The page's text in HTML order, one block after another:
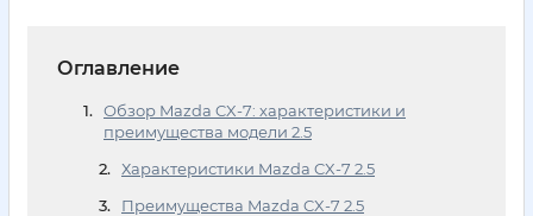
Оглавление
Обзор Mazda CX-7: характеристики и
преимущества модели 2.5
Характеристики Mazda CX-7 2.5
Преимущества Mazda CX-7 2.5